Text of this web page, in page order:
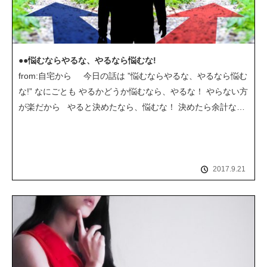
●●悩むならやるな、やるなら悩むな!
from:自宅から 今日の話は ”悩むならやるな、やるなら悩む
な!” なにごとも やるかどうか悩むなら、やるな！ やらない方
が楽だから やると決めたなら、悩むな！ 決めたら余計な…
2017.9.21